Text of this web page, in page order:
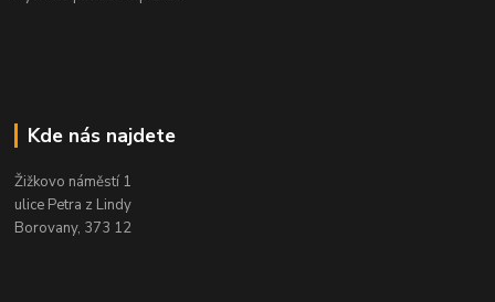
Kde nás najdete
Žižkovo náměstí 1
ulice Petra z Lindy
Borovany, 373 12